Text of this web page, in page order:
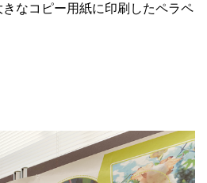
きなコピー用紙に印刷したペラペ